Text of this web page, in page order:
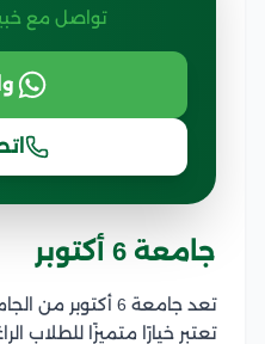
تواصل مع
جامعة 6 أكتوبر
تعد جامعة 6
تعتبر خيارًا متميزًا للطلاب